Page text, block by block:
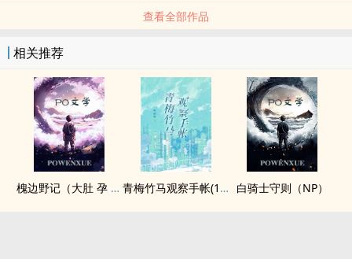
查看全部作品
相关推荐
槐边野记（大肚 孕 甜甜 肉文 ） 青梅竹马观察手帐(1v1) 白骑士守则（NP）